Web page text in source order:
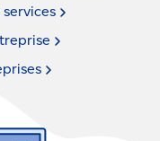
services